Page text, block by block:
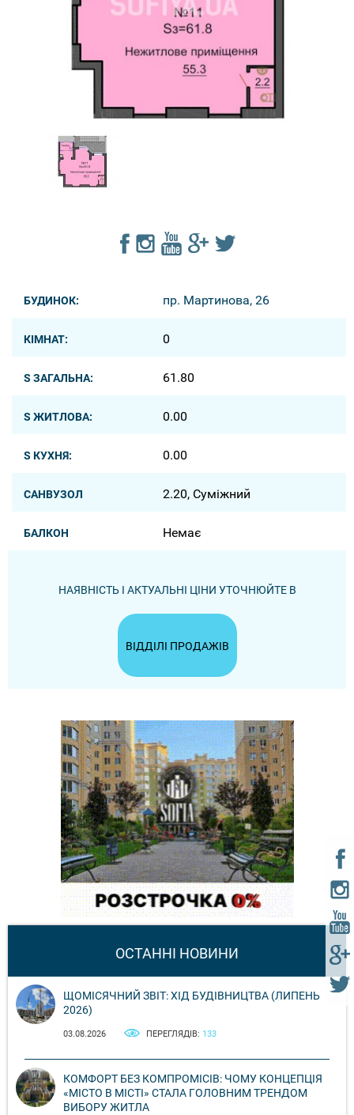
БУДИНОК: пр. Мартинова, 26
КІМНАТ: 0
S ЗАГАЛЬНА: 61.80
S ЖИТЛОВА: 0.00
S КУХНЯ: 0.00
САНВУЗОЛ 2.20, Суміжний
БАЛКОН Немає
НАЯВНІСТЬ І АКТУАЛЬНІ ЦІНИ УТОЧНЮЙТЕ В
ВІДДІЛІ ПРОДАЖІВ
ОСТАННІ НОВИНИ
ЩОМІСЯЧНИЙ ЗВІТ: ХІД БУДІВНИЦТВА (ЛИПЕНЬ
2026)
03.08.2026 ПЕРЕГЛЯДІВ: 133
КОМФОРТ БЕЗ КОМПРОМІСІВ: ЧОМУ КОНЦЕПЦІЯ
«МІСТО В МІСТІ» СТАЛА ГОЛОВНИМ ТРЕНДОМ
ВИБОРУ ЖИТЛА